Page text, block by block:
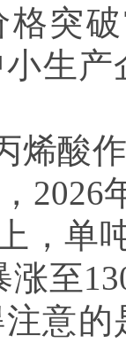
格突
小生
烯酸
2026
，单
涨至
意